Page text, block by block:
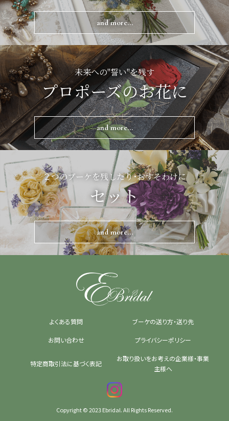
and more...
未来への"誓い"を残す
プロポーズのお花に
and more...
２つのブーケを残したり･おすそわけに
セット
and more...
よくある質問 ブーケの送り方・送り先
お問い合わせ プライバシーポリシー
特定商取引法に基づく表記
お取り扱いをお考えの企業様・事業
主様へ
Copyright © 2023 Ebridal. All Rights Reserved.